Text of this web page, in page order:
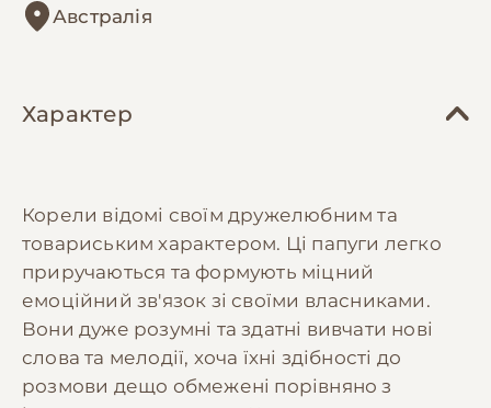
Австралія
Характер
Корели відомі своїм дружелюбним та
товариським характером. Ці папуги легко
приручаються та формують міцний
емоційний зв'язок зі своїми власниками.
Вони дуже розумні та здатні вивчати нові
слова та мелодії, хоча їхні здібності до
розмови дещо обмежені порівняно з